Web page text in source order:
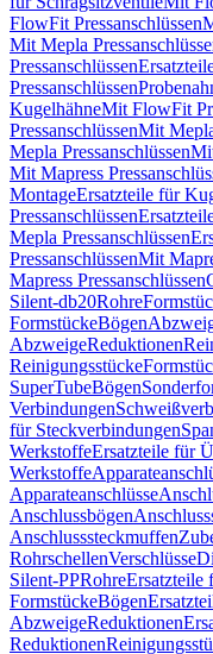
FlowFit Pressanschlüssen
Mit Mepla
Pressanschlüssen
Pressanschlüssen
KugelhähneMit FlowFit
PressanschlüssenMit
Mepla Pressanschlüssen
Mit Mapress
MontageErsatzteile für
Pressanschlüssen
Mepla Pressanschlüssen
PressanschlüssenMit
Mapress Pressanschlüssen
Silent-db20Rohre
FormstückeBögen
AbzweigeReduktionen
Reinigungsstücke
SuperTubeBögen
Verbindungen
für Steckverbindungen
WerkstoffeErsatzteile für
Werkstoffe
Apparateanschlüsse
Anschlussbögen
Anschlusssteckmuffen
RohrschellenVerschlüsse
Silent-PPRohreErsatzteile
FormstückeBögen
AbzweigeReduktionen
Reduktionen